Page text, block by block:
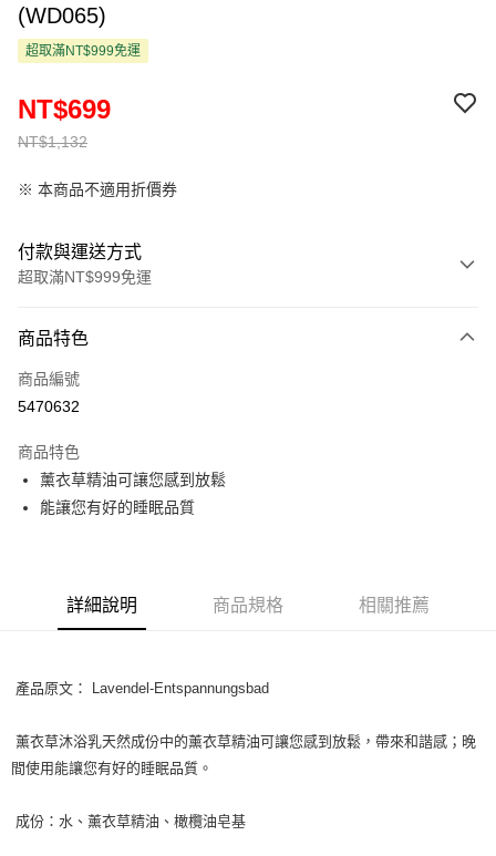
(WD065)
超取滿NT$999免運
NT$1,132
NT$699
※ 本商品不適用折價券
付款與運送方式
超取滿NT$999免運
信用卡一次付款
超商取貨付款
Apple Pay
街口支付
Google Pay
運送方式
每筆NT$80，滿NT$999(含以上)免運費
每筆NT$80，滿NT$999(含以上)免運費
商品特色
商品編號
5470632
商品特色
薰衣草精油可讓您感到放鬆
能讓您有好的睡眠品質
詳細說明 商品規格 相關推薦
產品原文： Lavendel-Entspannungsbad
薰衣草沐浴乳天然成份中的薰衣草精油可讓您感到放鬆，帶來和諧感；晚
間使用能讓您有好的睡眠品質。
成份：水、薰衣草精油、橄欖油皂基